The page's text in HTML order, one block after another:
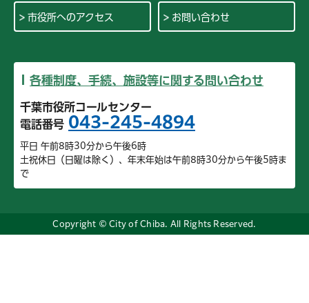
市役所へのアクセス お問い合わせ
各種制度、手続、施設等に関する問い合わせ
千葉市役所コールセンター
電話番号 043-245-4894
平日 午前8時30分から午後6時
土祝休日（日曜は除く）、年末年始は午前8時30分から午後5時ま
で
Copyright © City of Chiba. All Rights Reserved.